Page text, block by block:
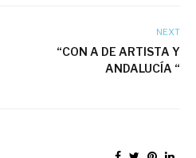
NEXT
“CON A DE ARTISTA Y
ANDALUCÍA “